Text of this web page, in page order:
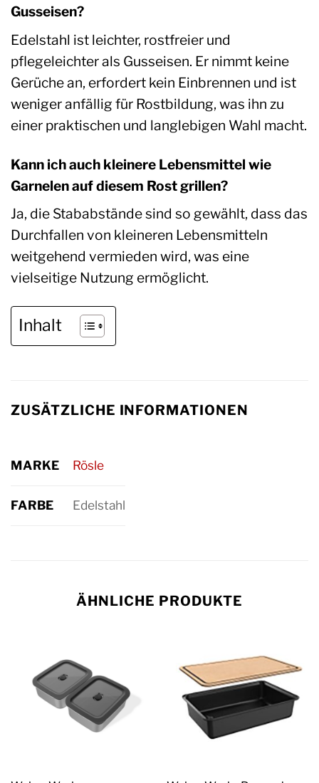
Gusseisen?
Edelstahl ist leichter, rostfreier und
pflegeleichter als Gusseisen. Er nimmt keine
Gerüche an, erfordert kein Einbrennen und ist
weniger anfällig für Rostbildung, was ihn zu
einer praktischen und langlebigen Wahl macht.
Kann ich auch kleinere Lebensmittel wie
Garnelen auf diesem Rost grillen?
Ja, die Stababstände sind so gewählt, dass das
Durchfallen von kleineren Lebensmitteln
weitgehend vermieden wird, was eine
vielseitige Nutzung ermöglicht.
Inhalt
ZUSÄTZLICHE INFORMATIONEN
MARKE Rösle
FARBE Edelstahl
ÄHNLICHE PRODUKTE